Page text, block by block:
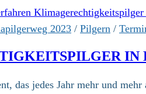
2023 / Pilgern /
IN
das jedes Jahr mehr und